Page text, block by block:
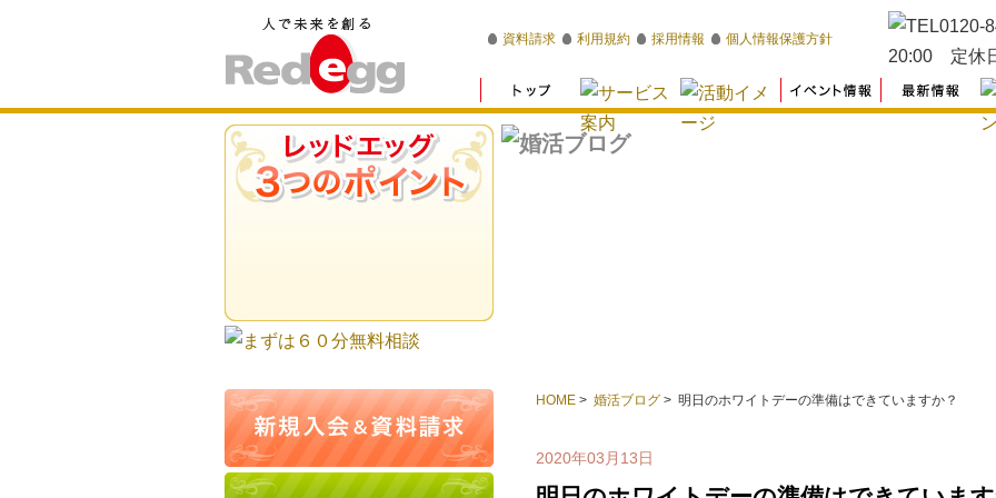
資料請求 利用規約 採用情報 個人情報保護方針
HOME > 婚活ブログ > 明日のホワイトデーの準備はできていますか？
2020年03月13日